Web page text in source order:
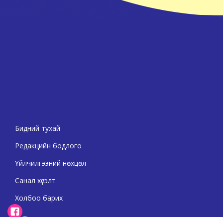
Бидний тухай
Редакцийн бодлого
Үйлчилгээний нөхцөл
Санал хүсэлт
Холбоо барих